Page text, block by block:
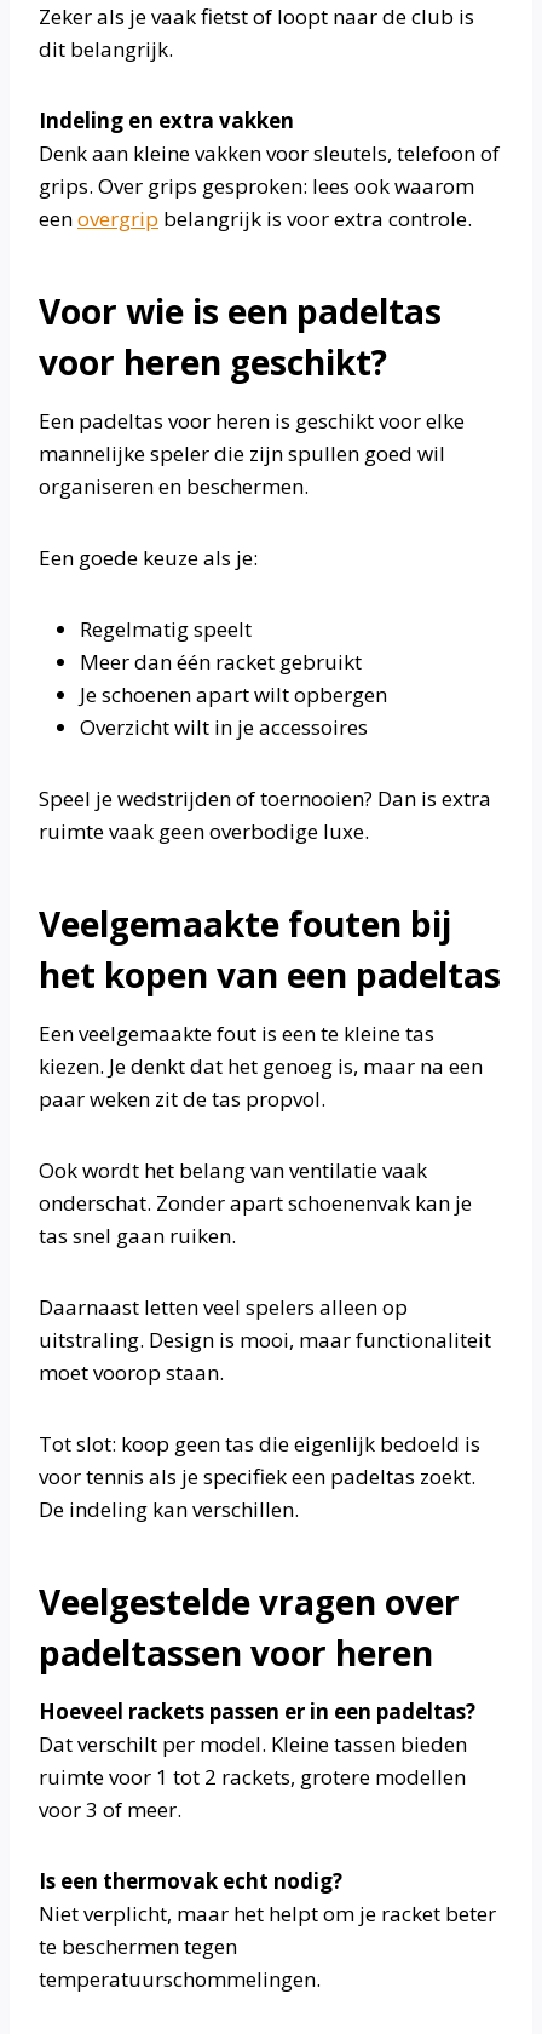
Zeker als je vaak fietst of loopt naar de club is
dit belangrijk.
Indeling en extra vakken
Denk aan kleine vakken voor sleutels, telefoon of
grips. Over grips gesproken: lees ook waarom
eenovergrip belangrijk is voor extra controle.
Voor wie is een padeltas
voor heren geschikt?
Een padeltas voor heren is geschikt voor elke
mannelijke speler die zijn spullen goed wil
organiseren en beschermen.
Een goede keuze als je:
Regelmatig speelt
Meer dan één racket gebruikt
Je schoenen apart wilt opbergen
Overzicht wilt in je accessoires
Speel je wedstrijden of toernooien? Dan is extra
ruimte vaak geen overbodige luxe.
Veelgemaakte fouten bij
het kopen van een padeltas
Een veelgemaakte fout is een te kleine tas
kiezen. Je denkt dat het genoeg is, maar na een
paar weken zit de tas propvol.
Ook wordt het belang van ventilatie vaak
onderschat. Zonder apart schoenenvak kan je
tas snel gaan ruiken.
Daarnaast letten veel spelers alleen op
uitstraling. Design is mooi, maar functionaliteit
moet voorop staan.
Tot slot: koop geen tas die eigenlijk bedoeld is
voor tennis als je specifiek een padeltas zoekt.
De indeling kan verschillen.
Veelgestelde vragen over
padeltassen voor heren
Hoeveel rackets passen er in een padeltas?
Dat verschilt per model. Kleine tassen bieden
ruimte voor 1 tot 2 rackets, grotere modellen
voor 3 of meer.
Is een thermovak echt nodig?
Niet verplicht, maar het helpt om je racket beter
te beschermen tegen
temperatuurschommelingen.